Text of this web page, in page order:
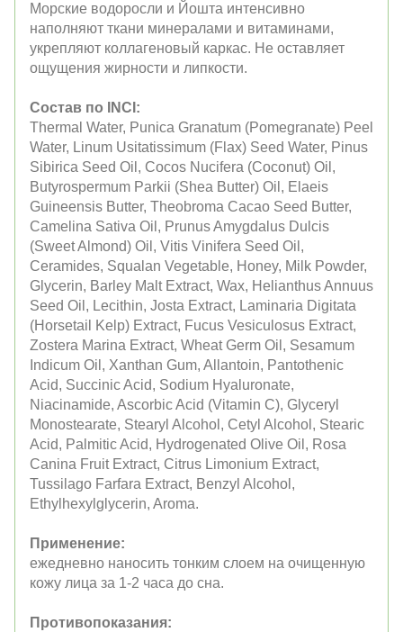
Морские водоросли и Йошта интенсивно
наполняют ткани минералами и витаминами,
укрепляют коллагеновый каркас. Не оставляет
ощущения жирности и липкости.
Состав по INCI:
Thermal Water, Punica Granatum (Pomegranate) Peel
Water, Linum Usitatissimum (Flax) Seed Water, Pinus
Sibirica Seed Oil, Cocos Nucifera (Coconut) Oil,
Butyrospermum Parkii (Shea Butter) Oil, Elaeis
Guineensis Butter, Theobroma Cacao Seed Butter,
Camelina Sativa Oil, Prunus Amygdalus Dulcis
(Sweet Almond) Oil, Vitis Vinifera Seed Oil,
Ceramides, Squalan Vegetable, Honey, Milk Powder,
Glycerin, Barley Malt Extract, Wax, Helianthus Annuus
Seed Oil, Lecithin, Josta Extract, Laminaria Digitata
(Horsetail Kelp) Extract, Fucus Vesiculosus Extract,
Zostera Marina Extract, Wheat Germ Oil, Sesamum
Indicum Oil, Xanthan Gum, Allantoin, Pantothenic
Acid, Succinic Acid, Sodium Hyaluronate,
Niacinamide, Ascorbic Acid (Vitamin C), Glyceryl
Monostearate, Stearyl Alcohol, Cetyl Alcohol, Stearic
Acid, Palmitic Acid, Hydrogenated Olive Oil, Rosa
Canina Fruit Extract, Citrus Limonium Extract,
Tussilago Farfara Extract, Benzyl Alcohol,
Ethylhexylglycerin, Aroma.
Применение:
ежедневно наносить тонким слоем на очищенную
кожу лица за 1-2 часа до сна.
Противопоказания: